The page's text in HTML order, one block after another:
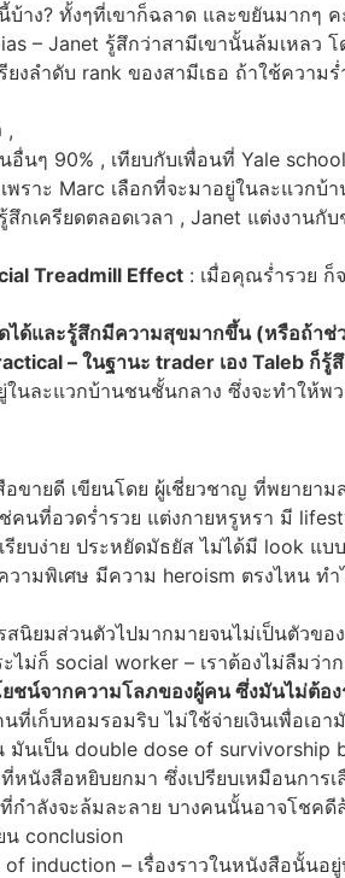
าง? ทั้งๆที่เขาก็ฉลาด และขยันมากๆ
– Janet รู้สึกว่าสามีเขานั้นล้มเหลว
งลำดับ rank ของสามีเธอ ถ้าใช้ควา
,
นๆ 90% , เทียบกับเพื่อนที่ Yale
ราะ Marc เลือกที่จะมาอยู่ในละแวก
เครียดตลอดเวลา , Janet แต่งงานกั
Treadmill Effect : เมื่อคุณร่ำรวย ก็
ด้และรู้สึกมีความสุขมากขึ้น (หรือถ้าช่
– ในฐานะ trader เอง Taleb ก็รู้
ในละแวกบ้านชนชั้นกลาง ซึ่งจะทำให้
ขายดี เขียนโดย ผู้เชี่ยวชาญ ที่พยาย
นที่อวดร่ำรวย แต่งกายหรูหรา มี
บง่าย ประหยัดมัธยัส ไม่ได้มี look แบ
ามพิเศษ มีความ heroism ตรงไหน
นิยมส่วนตัวไปมากมายจนไม่เป็นตัวข
ไม่ก็ social worker – เราต้องไม่ลืมว่
ชน์จากความโลภของผู้คน ซึ่งมันไม่ต้
เก็บหอมรอมริบ ไม่ใช้จ่ายเงินเพื่อเอ
มันเป็น double dose of survivorship
หนังสือหยิบยกมา ซึ่งเปรียบเหมือนการ
ำลังจะล้มละลาย บางคนนั้นอาจโชค
น conclusion
induction – เรื่องราวในหนังสือนั้นอ